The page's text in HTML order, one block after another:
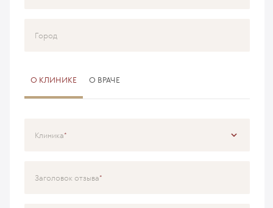
Город
О КЛИНИКЕ О ВРАЧЕ
Клиника
Специализация
Заголовок отзыва